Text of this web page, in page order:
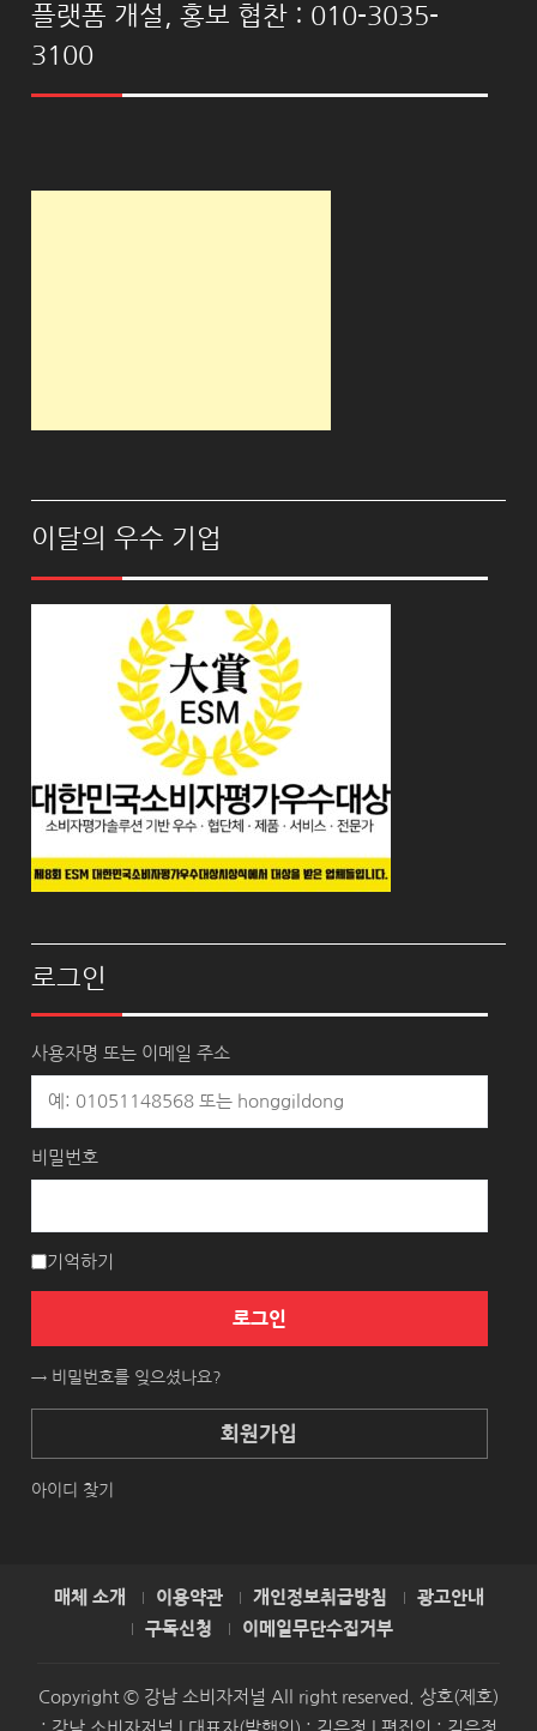
플랫폼 개설, 홍보 협찬 : 010-3035-
3100
이달의 우수 기업
로그인
사용자명 또는 이메일 주소
비밀번호
기억하기
로그인
→ 비밀번호를 잊으셨나요?
회원가입
아이디 찾기
매체 소개 이용약관 개인정보취급방침
광고안내
구독신청
이메일무단수집거부
Copyright © 강남 소비자저널 All right reserved. 상호(제호)
: 강남 소비자저널 | 대표자(발행인) : 김은정 | 편집인 : 김은정